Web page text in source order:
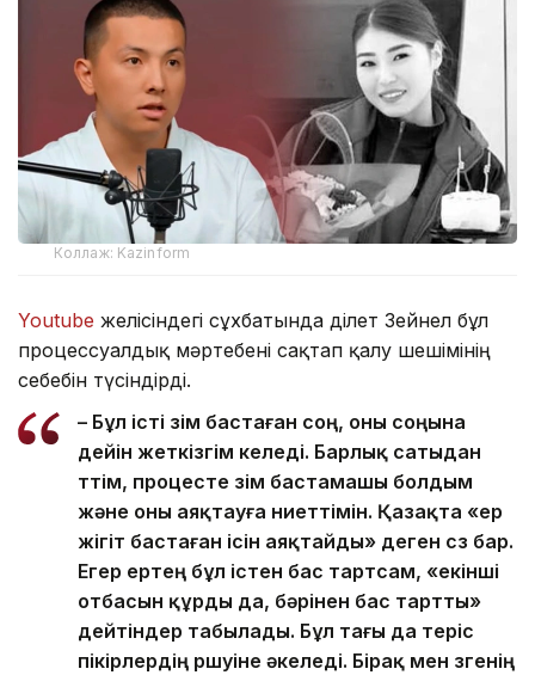
Коллаж: Kazinform
Youtube желісіндегі сұхбатында Әділет Зейнел бұл
процессуалдық мәртебені сақтап қалу шешімінің
себебін түсіндірді.
– Бұл істі өзім бастаған соң, оны соңына
дейін жеткізгім келеді. Барлық сатыдан
өттім, процесте өзім бастамашы болдым
және оны аяқтауға ниеттімін. Қазақта «ер
жігіт бастаған ісін аяқтайды» деген сөз бар.
Егер ертең бұл істен бас тартсам, «екінші
отбасын құрды да, бәрінен бас тартты»
дейтіндер табылады. Бұл тағы да теріс
пікірлердің өршуіне әкеледі. Бірақ мен өзгенің